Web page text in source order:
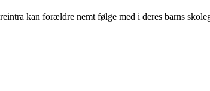
kan forældre nemt følge med i deres barns